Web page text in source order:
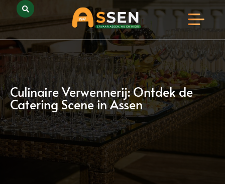
Culinaire Verwennerij: Ontdek de
Catering Scene in Assen